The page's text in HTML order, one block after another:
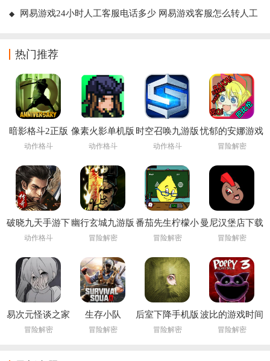
网易游戏24小时人工客服电话多少 网易游戏客服怎么转人工
热门推荐
暗影格斗2正版
下载安装
2)
动作格斗
像素火影单机版
下载安装
动作格斗
时空召唤九游版
动作格斗
忧郁的安娜游戏
冒险解密
破晓九天手游下
载
动作格斗
幽行玄城九游版
冒险解密
番茄先生柠檬小
姐下载安装
冒险解密
曼尼汉堡店下载
官方
Infernal Bonds)
冒险解密
易次元怪谈之家
下载正版官方手
冒险解密
生存小队
(Survival Squad)
冒险解密
后室下降手机版
下载(Backrooms
冒险解密
波比的游戏时间
第三章手机版
冒险解密